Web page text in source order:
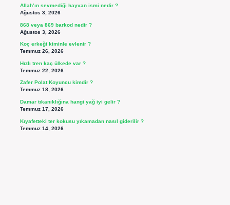
Allah’ın sevmediği hayvan ismi nedir ?
Ağustos 3, 2026
868 veya 869 barkod nedir ?
Ağustos 3, 2026
Koç erkeği kiminle evlenir ?
Temmuz 26, 2026
Hızlı tren kaç ülkede var ?
Temmuz 22, 2026
Zafer Polat Koyuncu kimdir ?
Temmuz 18, 2026
Damar tıkanıklığına hangi yağ iyi gelir ?
Temmuz 17, 2026
Kıyafetteki ter kokusu yıkamadan nasıl giderilir ?
Temmuz 14, 2026